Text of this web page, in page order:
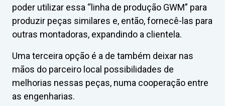
poder utilizar essa “linha de produção GWM” para
produzir peças similares e, então, fornecê-las para
outras montadoras, expandindo a clientela.
Uma terceira opção é a de também deixar nas
mãos do parceiro local possibilidades de
melhorias nessas peças, numa cooperação entre
as engenharias.